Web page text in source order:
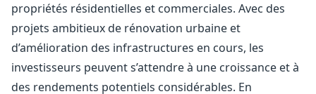
propriétés résidentielles et commerciales. Avec des
projets ambitieux de rénovation urbaine et
d’amélioration des infrastructures en cours, les
investisseurs peuvent s’attendre à une croissance et à
des rendements potentiels considérables. En